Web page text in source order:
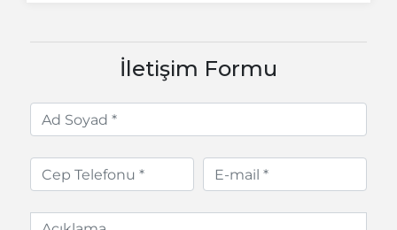
İletişim Formu